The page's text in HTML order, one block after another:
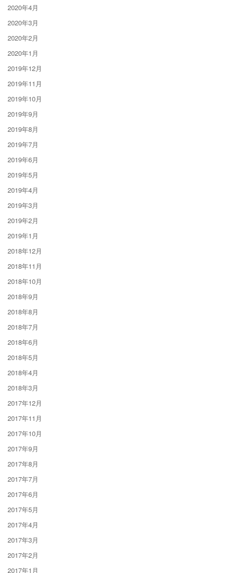
2020年4月
2020年3月
2020年2月
2020年1月
2019年12月
2019年11月
2019年10月
2019年9月
2019年8月
2019年7月
2019年6月
2019年5月
2019年4月
2019年3月
2019年2月
2019年1月
2018年12月
2018年11月
2018年10月
2018年9月
2018年8月
2018年7月
2018年6月
2018年5月
2018年4月
2018年3月
2017年12月
2017年11月
2017年10月
2017年9月
2017年8月
2017年7月
2017年6月
2017年5月
2017年4月
2017年3月
2017年2月
2017年1月